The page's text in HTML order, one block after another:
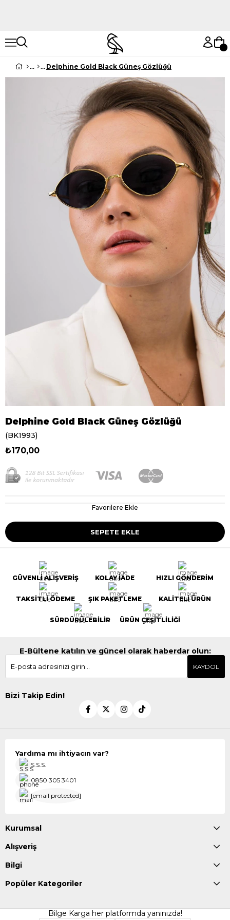
Delphine Gold Black Güneş Gözlüğü
Delphine Gold Black Güneş Gözlüğü
(BK1993)
₺170,00
Favorilere Ekle
GÜVENLİ ALIŞVERİŞ KOLAY İADE HIZLI GÖNDERİM
TAKSİTLİ ÖDEME ŞIK PAKETLEME KALİTELİ ÜRÜN
SÜRDÜRÜLEBİLİR ÜRÜN ÇEŞİTLİLİĞİ
E-Bültene katılın ve güncel olarak haberdar olun:
KAYDOL
Bizi Takip Edin!
Yardıma mı ihtiyacın var?
S.S.S.
0850 305 3401
[email protected]
Kurumsal
Alışveriş
Bilgi
Popüler Kategoriler
Bilge Karga her platformda yanınızda!